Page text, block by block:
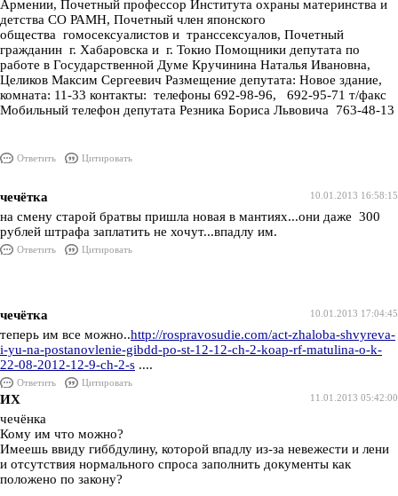
Армении, Почетный профессор Института охраны материнства и
детства СО РАМН, Почетный член японского
общества гомосексуалистов и транссексуалов, Почетный
гражданин г. Хабаровска и г. Токио Помощники депутата по
работе в Государственной Думе Кручинина Наталья Ивановна,
Целиков Максим Сергеевич Размещение депутата: Новое здание,
комната: 11-33 контакты: телефоны 692-98-96, 692-95-71 т/факс
Мобильный телефон депутата Резника Бориса Львовича 763-48-13
Ответить Цитировать
10.01.2013 16:58:15
чечётка
на смену старой братвы пришла новая в мантиях...они даже 300
рублей штрафа заплатить не хочут...впадлу им.
Ответить Цитировать
10.01.2013 17:04:45
чечётка
теперь им все можно..http://rospravosudie.com/act-zhaloba-shvyreva-
i-yu-na-postanovlenie-gibdd-po-st-12-12-ch-2-koap-rf-matulina-o-k-
22-08-2012-12-9-ch-2-s ....
Ответить
Цитировать
11.01.2013 05:42:00
ИХ
чечёнка
Кому им что можно?
Имеешь ввиду гиббдулину, которой впадлу из-за невежести и лени
и отсутствия нормального спроса заполнить документы как
положено по закону?